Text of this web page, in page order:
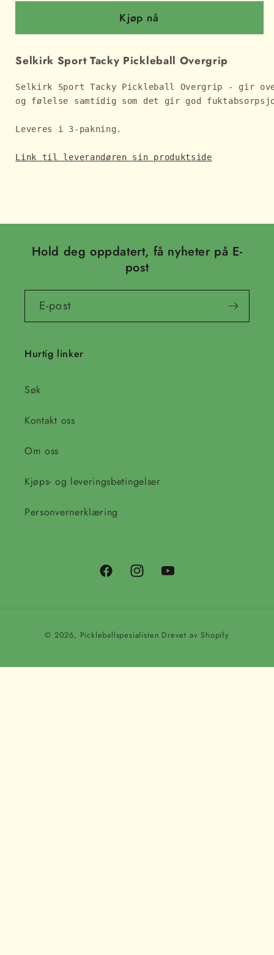
Kjøp nå
Selkirk Sport Tacky Pickleball Overgrip
Selkirk Sport Tacky Pickleball Overgrip - gir
og følelse samtidig som det gir god
Leveres i 3-pakning.
Link til leverandøren sin produktside
Hold deg oppdatert, få nyheter på E-
post
E-post
Hurtig linker
Søk
Kontakt oss
Om oss
Kjøps- og leveringsbetingelser
Personvernerklæring
FacebookInstagramYouTube
© 2026, Pickleballspesialisten Drevet av Shopify